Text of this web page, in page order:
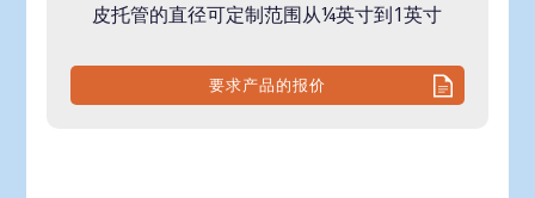
皮托管的直径可定制范围从¼英寸到1英寸
要求产品的报价